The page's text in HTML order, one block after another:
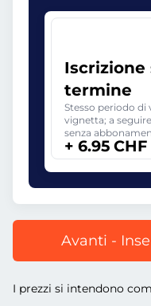
Iscrizione
termine
Stesso periodo di
vignetta; a
senza
+ 6.95
Avanti -
I prezzi si intendono